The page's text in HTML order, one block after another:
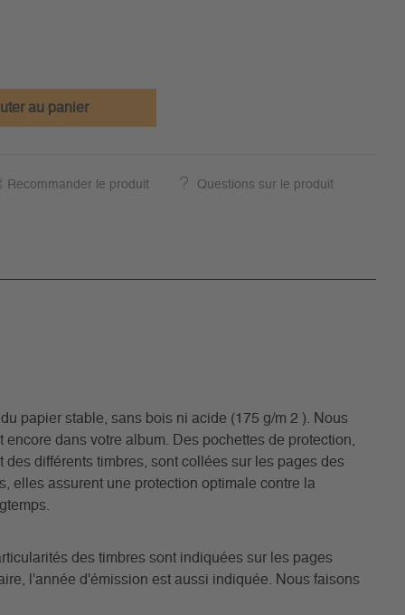
au panier
Recommander le produit Questions sur le produit
papier stable, sans bois ni acide (175 g/m 2 ). Nous
dans votre album. Des pochettes de protection,
différents timbres, sont collées sur les pages des
elles assurent une protection optimale contre la
des timbres sont indiquées sur les pages
l'année d'émission est aussi indiquée. Nous faisons